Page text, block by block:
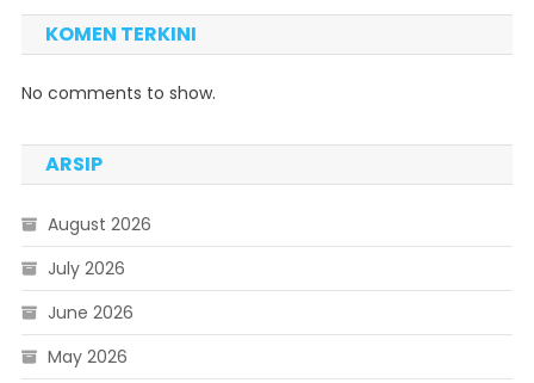
KOMEN TERKINI
No comments to show.
ARSIP
August 2026
July 2026
June 2026
May 2026